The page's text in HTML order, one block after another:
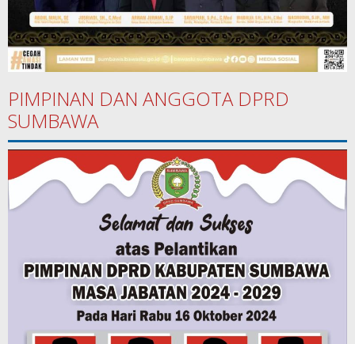
PIMPINAN DAN ANGGOTA DPRD
SUMBAWA